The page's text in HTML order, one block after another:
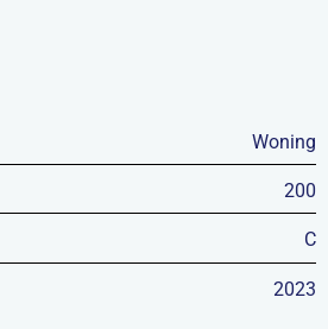
Woning
200
C
2023